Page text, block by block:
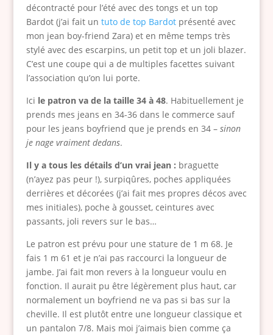
décontracté pour l’été avec des tongs et un top
Bardot (j’ai fait un tuto de top Bardotprésenté avec
mon jean boy-friend Zara) et en même temps très
stylé avec des escarpins, un petit top et un joli blazer.
C’est une coupe qui a de multiples facettes suivant
l’association qu’on lui porte.
Ici le patron va de la taille 34 à 48. Habituellement je
prends mes jeans en 34-36 dans le commerce sauf
pour les jeans boyfriend que je prends en 34 – sinon
je nage vraiment dedans.
Il y a tous les détails d’un vrai jean : braguette
(n’ayez pas peur !), surpiqûres, poches appliquées
derrières et décorées (j’ai fait mes propres décos avec
mes initiales), poche à gousset, ceintures avec
passants, joli revers sur le bas…
Le patron est prévu pour une stature de 1 m 68. Je
fais 1 m 61 et je n’ai pas raccourci la longueur de
jambe. J’ai fait mon revers à la longueur voulu en
fonction. Il aurait pu être légèrement plus haut, car
normalement un boyfriend ne va pas si bas sur la
cheville. Il est plutôt entre une longueur classique et
un pantalon 7/8. Mais moi j’aimais bien comme ça